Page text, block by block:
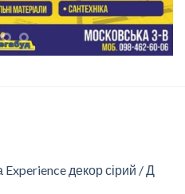
Experience декор сірий / Д